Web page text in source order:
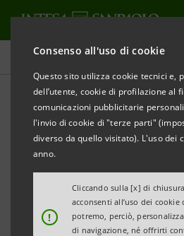
Consenso all'uso di cookie
Questo sito utilizza cookie tecnici e,
dell’utente, cookie di profilazione al
comunicazioni pubblicitarie
l'invio di cookie di "terze parti"
diverso da quello visitato). L'uso dei
anno.
!
Cliccando sulla [x] di
acconsenti all’uso dei
potremo, perciò,
di navigazione, né offrirti
Tutte le news
For Funding è la
piattaforma che
più donazioni
2020